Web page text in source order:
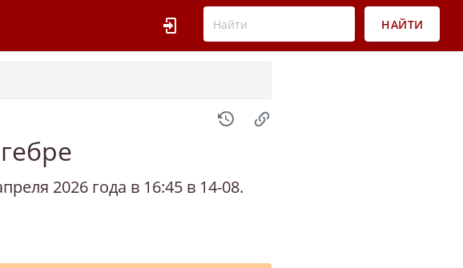
НАЙТИ
2026 года в 16:45 в 14-08.